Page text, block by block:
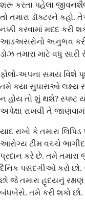
શરૂ કરતા પહેલા
તો તમારા ડૉક્ટરને
નક્કી કરવામાં મદદ
આડઅસરોનો અનુભવ કરી
ડોઝ તમારા માટે વધુ સારી
ફોલો-અપના સમય વિશે
તમે કયા સુધારાઓ લક્ષ્ય
ન હોય તો શું થશે? સ્પષ્ટ
અપેક્ષા રાખવી તે
યાદ રાખો કે તમારા
આરોગ્ય ટીમ વચ્ચે
પ્રદાન કરે છે. તમે તમારા
દૈનિક પસંદગીઓ કરો
છો જે તમારા હૃદયનું
બંધબેસે. તમે કરી શકો છો.